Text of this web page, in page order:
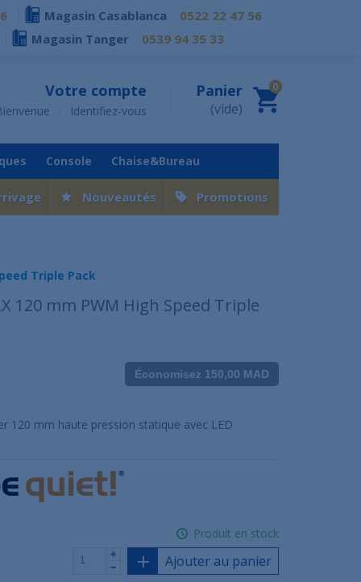
Magasin Casablanca
0522 22 47 56
Magasin Tanger 0539 94 35 33
Panier
(vide)
0
Votre compte
Identifiez-vous
Promotions
Nouveautés
Console Chaise&Bureau
Triple Pack
120 mm PWM High Speed Triple
Économisez 150,00 MAD
120 mm haute pression statique avec LED
Produit en stock
Ajouter au panier